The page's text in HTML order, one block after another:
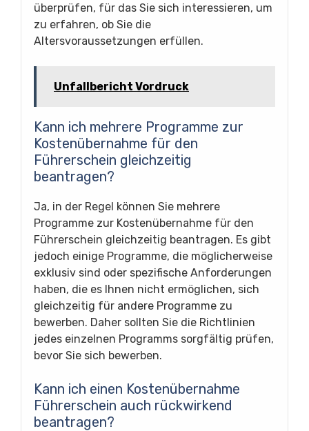
überprüfen, für das Sie sich interessieren, um
zu erfahren, ob Sie die
Altersvoraussetzungen erfüllen.
Unfallbericht Vordruck
Kann ich mehrere Programme zur
Kostenübernahme für den
Führerschein gleichzeitig
beantragen?
Ja, in der Regel können Sie mehrere
Programme zur Kostenübernahme für den
Führerschein gleichzeitig beantragen. Es gibt
jedoch einige Programme, die möglicherweise
exklusiv sind oder spezifische Anforderungen
haben, die es Ihnen nicht ermöglichen, sich
gleichzeitig für andere Programme zu
bewerben. Daher sollten Sie die Richtlinien
jedes einzelnen Programms sorgfältig prüfen,
bevor Sie sich bewerben.
Kann ich einen Kostenübernahme
Führerschein auch rückwirkend
beantragen?